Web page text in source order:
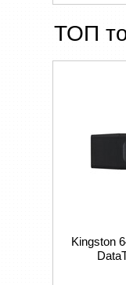
ТОП
Kingston